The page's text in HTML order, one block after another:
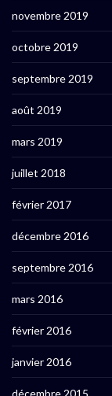
novembre 2019
octobre 2019
septembre 2019
août 2019
mars 2019
juillet 2018
février 2017
décembre 2016
septembre 2016
mars 2016
février 2016
janvier 2016